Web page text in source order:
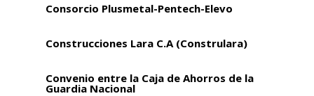
Consorcio Plusmetal-Pentech-Elevo
Construcciones Lara C.A (Construlara)
Convenio entre la Caja de Ahorros de la
Guardia Nacional